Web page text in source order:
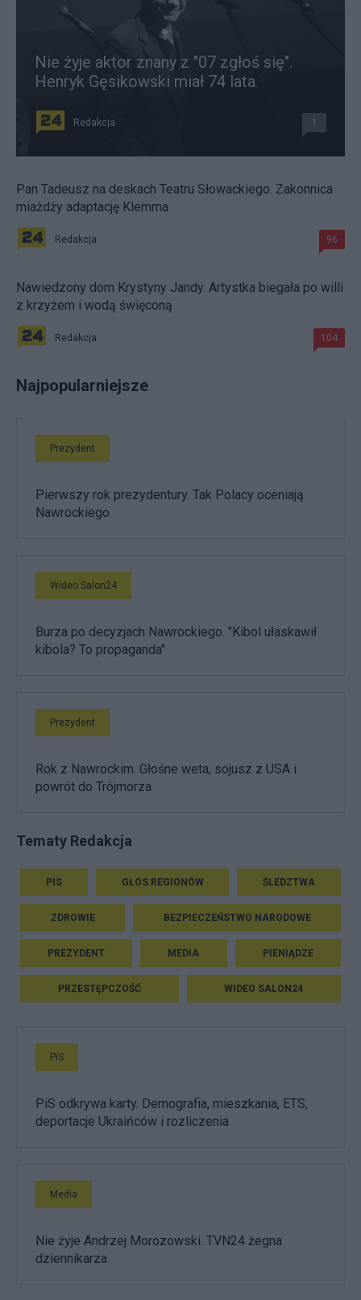
Nie żyje aktor znany z "07 zgłoś się".
Henryk Gęsikowski miał 74 lata
Redakcja 1
Pan Tadeusz na deskach Teatru Słowackiego. Zakonnica
miażdży adaptację Klemma
Redakcja 96
Nawiedzony dom Krystyny Jandy. Artystka biegała po willi
z krzyżem i wodą święconą
Redakcja 104
Najpopularniejsze
Prezydent
Pierwszy rok prezydentury. Tak Polacy oceniają
Nawrockiego
Wideo Salon24
Burza po decyzjach Nawrockiego. "Kibol ułaskawił
kibola? To propaganda"
Prezydent
Rok z Nawrockim. Głośne weta, sojusz z USA i
powrót do Trójmorza
Tematy Redakcja
PIS GŁOS REGIONÓW ŚLEDZTWA
ZDROWIE BEZPIECZEŃSTWO NARODOWE
PREZYDENT MEDIA PIENIĄDZE
PRZESTĘPCZOŚĆ WIDEO SALON24
PiS
PiS odkrywa karty. Demografia, mieszkania, ETS,
deportacje Ukraińców i rozliczenia
Media
Nie żyje Andrzej Morozowski. TVN24 żegna
dziennikarza